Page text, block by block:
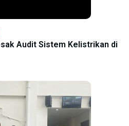
Audit Sistem Kelistrikan di